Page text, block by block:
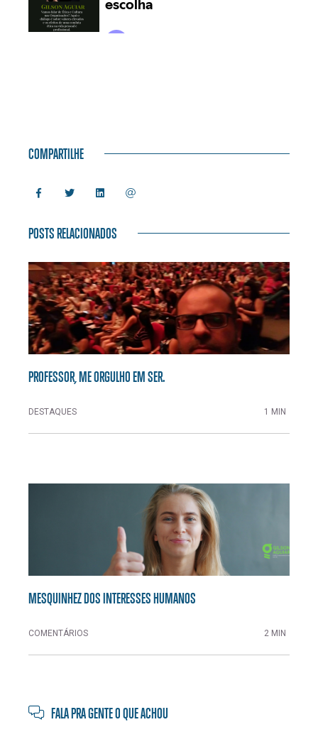
COMPARTILHE
POSTS RELACIONADOS
PROFESSOR, ME ORGULHO EM SER.
DESTAQUES 1 MIN
MESQUINHEZ DOS INTERESSES HUMANOS
COMENTÁRIOS 2 MIN
FALA PRA GENTE O QUE ACHOU